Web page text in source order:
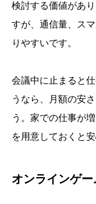
検討する価値があ
すが、通信量、ス
りやすいです。
会議中に止まると
うなら、月額の安
う。家での仕事が
を用意しておくと安
オンラインゲ